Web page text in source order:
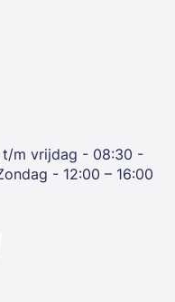
t/m vrijdag - 08:30 -
- 12:00 – 16:00